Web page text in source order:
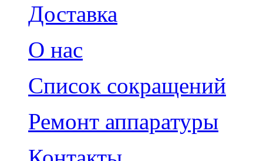
Доставка
О нас
Список сокращений
Ремонт аппаратуры